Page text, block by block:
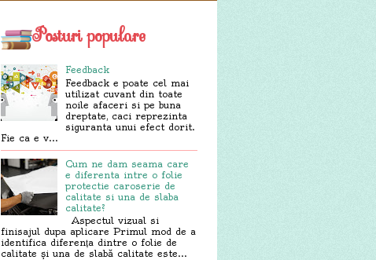
Posturi populare
Feedback
Feedback e poate cel mai
utilizat cuvant din toate
noile afaceri si pe buna
dreptate, caci reprezinta
siguranta unui efect dorit.
Fie ca e v...
Cum ne dam seama care
e diferenta intre o folie
protectie caroserie de
calitate si una de slaba
calitate?
Aspectul vizual si
finisajul dupa aplicare Primul mod de a
identifica diferența dintre o folie de
calitate și una de slabă calitate este...